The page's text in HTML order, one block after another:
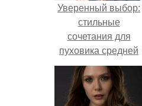
Уверенный выбор:
стильные
сочетания для
пуховика средней
длины в 50 лет